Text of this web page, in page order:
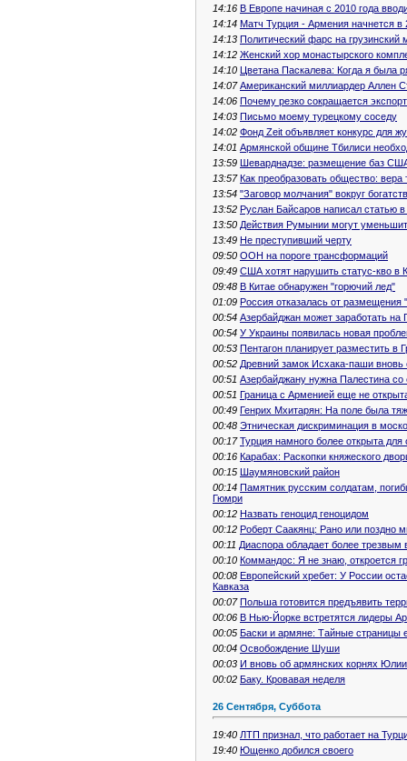
14:16 В Европе начиная с 2010 года
14:14 Матч Турция - Армения начнется в
14:13 Политический фарс на грузинский
14:12 Женский хор монастырского
14:10 Цветана Паскалева: Когда я была
14:07 Американский миллиардер Аллен
14:06 Почему резко сокращается
14:03 Письмо моему турецкому соседу
14:02 Фонд Zeit объявляет конкурс для
14:01 Армянской общине Тбилиси
13:59 Шеварднадзе: размещение баз
13:57 Как преобразовать общество: вера
13:54 "Заговор молчания" вокруг
13:52 Руслан Байсаров написал статью
13:50 Действия Румынии могут
13:49 Не преступивший черту
09:50 ООН на пороге трансформаций
09:49 США хотят нарушить статус-кво в
09:48 В Китае обнаружен "горючий лед"
01:09 Россия отказалась от размещения
00:54 Азербайджан может заработать на
00:54 У Украины появилась новая
00:53 Пентагон планирует разместить в
00:52 Древний замок Исхака-паши вновь
00:51 Азербайджану нужна Палестина
00:51 Граница с Арменией еще не
00:49 Генрих Мхитарян: На поле была
00:48 Этническая дискриминация в
00:17 Турция намного более открыта
00:16 Карабах: Раскопки княжеского
00:15 Шаумяновский район
00:14 Памятник русским солдатам,
Гюмри
00:12 Назвать геноцид геноцидом
00:12 Роберт Саакянц: Рано или
00:11 Диаспора обладает более
00:10 Коммандос: Я не знаю, откроется
00:08 Европейский хребет: У России
Кавказа
00:07 Польша готовится предъявить
00:06 В Нью-Йорке встретятся лидеры
00:05 Баски и армяне: Тайные страницы
00:04 Освобождение Шуши
00:03 И вновь об армянских корнях
00:02 Баку. Кровавая неделя
26 Сентября, Суббота
19:40 ЛТП признал, что работает на
19:40 Ющенко добился своего